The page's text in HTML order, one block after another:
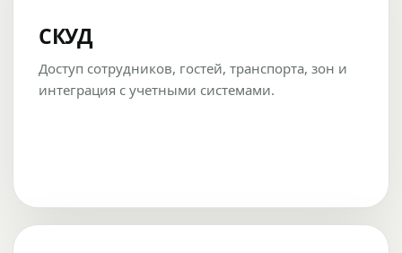
СКУД
Доступ сотрудников, гостей, транспорта, зон и
интеграция с учетными системами.